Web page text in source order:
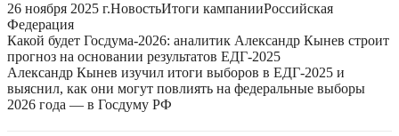
26 ноября 2025 г.НовостьИтоги кампанииРоссийская
Федерация
Какой будет Госдума-2026: аналитик Александр Кынев строит
прогноз на основании результатов ЕДГ-2025
Александр Кынев изучил итоги выборов в ЕДГ-2025 и
выяснил, как они могут повлиять на федеральные выборы
2026 года — в Госдуму РФ